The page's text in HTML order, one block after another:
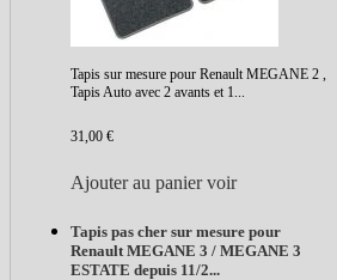
Tapis sur mesure pour Renault MEGANE 2 ,
Tapis Auto avec 2 avants et 1...
31,00 €
Ajouter au panier voir
Tapis pas cher sur mesure pour
Renault MEGANE 3 / MEGANE 3
ESTATE depuis 11/2...